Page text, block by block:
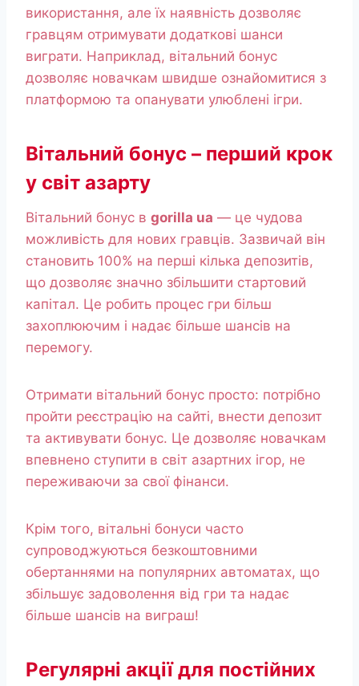
використання, але їх наявність дозволяє
гравцям отримувати додаткові шанси
виграти. Наприклад, вітальний бонус
дозволяє новачкам швидше ознайомитися з
платформою та опанувати улюблені ігри.
Вітальний бонус – перший крок
у світ азарту
Вітальний бонус в gorilla ua — це чудова
можливість для нових гравців. Зазвичай він
становить 100% на перші кілька депозитів,
що дозволяє значно збільшити стартовий
капітал. Це робить процес гри більш
захоплюючим і надає більше шансів на
перемогу.
Отримати вітальний бонус просто: потрібно
пройти реєстрацію на сайті, внести депозит
та активувати бонус. Це дозволяє новачкам
впевнено ступити в світ азартних ігор, не
переживаючи за свої фінанси.
Крім того, вітальні бонуси часто
супроводжуються безкоштовними
обертаннями на популярних автоматах, що
збільшує задоволення від гри та надає
більше шансів на виграш!
Регулярні акції для постійних